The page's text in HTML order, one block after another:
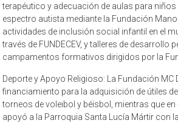
terapéutico y adecuación de aulas para
espectro autista mediante la Fundación
actividades de inclusión social infantil en el
través de FUNDECEV, y talleres de desarrollo
campamentos formativos dirigidos por la
Deporte y Apoyo Religioso: La Fundación MC
financiamiento para la adquisición de útiles
torneos de voleibol y béisbol, mientras que
apoyó a la Parroquia Santa Lucía Mártir con